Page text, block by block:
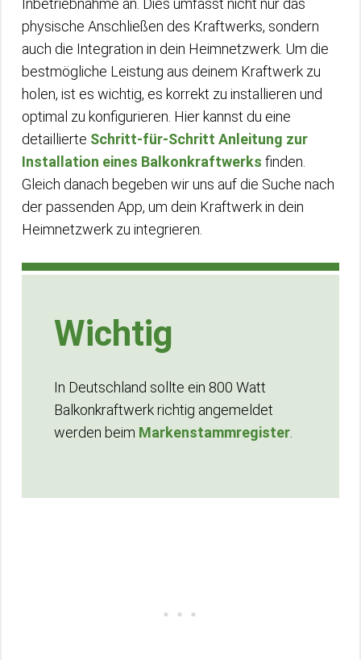
physische Anschließen des Kraftwerks, sondern
auch die Integration in dein Heimnetzwerk. Um die
bestmögliche Leistung aus deinem Kraftwerk zu
holen, ist es wichtig, es korrekt zu installieren und
optimal zu konfigurieren. Hier kannst du eine
detaillierte Schritt-für-Schritt Anleitung zur
Installation eines Balkonkraftwerks finden.
Gleich danach begeben wir uns auf die Suche nach
der passenden App, um dein Kraftwerk in dein
Heimnetzwerk zu integrieren.
Wichtig
In Deutschland sollte ein 800 Watt
Balkonkraftwerk richtig angemeldet
werden beim Markenstammregister